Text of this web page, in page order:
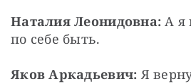
Наталия Леонидовна: А я
по себе быть.
Яков Аркадьевич: Я